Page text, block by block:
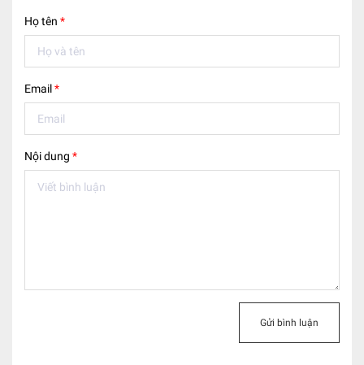
Họ tên *
Email*
Nội dung *
Gửi bình luận